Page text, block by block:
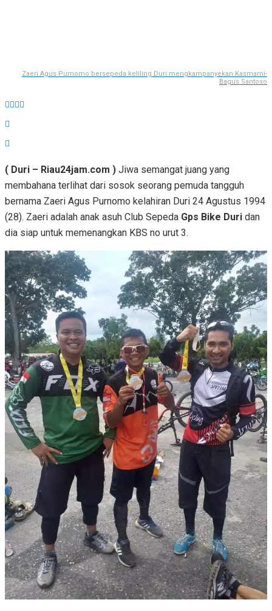
Zaeri Agus Purnomo bersepeda keliling Duri mengkampanyekan Kasmarni-
Bagus Santoso
( Duri – Riau24jam.com ) Jiwa semangat juang yang
membahana terlihat dari sosok seorang pemuda tangguh
bernama Zaeri Agus Purnomo kelahiran Duri 24 Agustus 1994
(28). Zaeri adalah anak asuh Club Sepeda Gps Bike Duri dan
dia siap untuk memenangkan KBS no urut 3.